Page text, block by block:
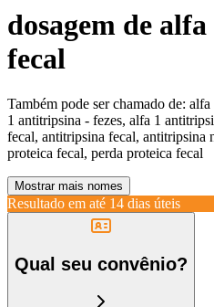
dosagem de
fecal
Também pode ser chamado de: alfa
1 antitripsina - fezes, alfa 1
fecal, antitripsina fecal, antitripsina
proteica fecal, perda proteica fecal
Mostrar mais nomes
Resultado em até 14 dias úteis
Qual seu convênio?